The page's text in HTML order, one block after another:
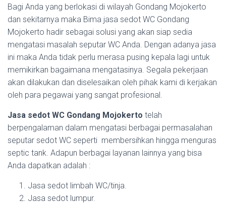
Bagi Anda yang berlokasi di wilayah Gondang Mojokerto
dan sekitarnya maka Bima jasa sedot WC Gondang
Mojokerto hadir sebagai solusi yang akan siap sedia
mengatasi masalah seputar WC Anda. Dengan adanya jasa
ini maka Anda tidak perlu merasa pusing kepala lagi untuk
memikirkan bagaimana mengatasinya. Segala pekerjaan
akan dilakukan dan diselesaikan oleh pihak kami di kerjakan
oleh para pegawai yang sangat profesional.
Jasa sedot WC Gondang Mojokerto telah
berpengalaman dalam mengatasi berbagai permasalahan
seputar sedot WC seperti membersihkan hingga menguras
septic tank. Adapun berbagai layanan lainnya yang bisa
Anda dapatkan adalah :
Jasa sedot limbah WC/tinja.
Jasa sedot lumpur.